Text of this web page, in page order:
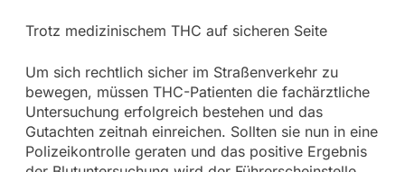
Trotz medizinischem THC auf sicheren Seite
Um sich rechtlich sicher im Straßenverkehr zu
bewegen, müssen THC-Patienten die fachärztliche
Untersuchung erfolgreich bestehen und das
Gutachten zeitnah einreichen. Sollten sie nun in eine
Polizeikontrolle geraten und das positive Ergebnis